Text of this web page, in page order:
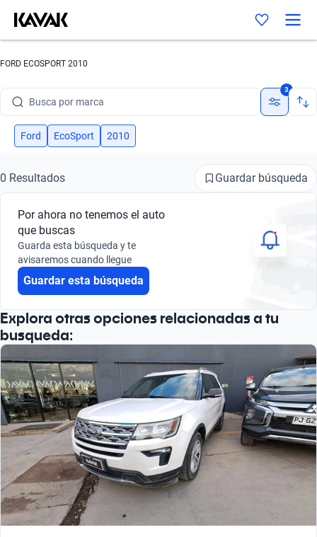
FORD ECOSPORT 2010
Busca por marca
Busca por modelo
Busca por año
Busca por marca
Busca por modelo
Busca por año
3
Ford EcoSport 2010
0 Resultados Guardar búsqueda
Por ahora no tenemos el auto
que buscas
Guarda esta búsqueda y te
avisaremos cuando llegue
Guardar esta búsqueda
Explora otras opciones relacionadas a tu
busqueda: